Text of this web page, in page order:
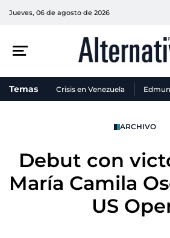
Jueves, 06 de agosto de 2026
Temas Crisis en Venezuela
ARCHIVO
Debut con
María Camila
US